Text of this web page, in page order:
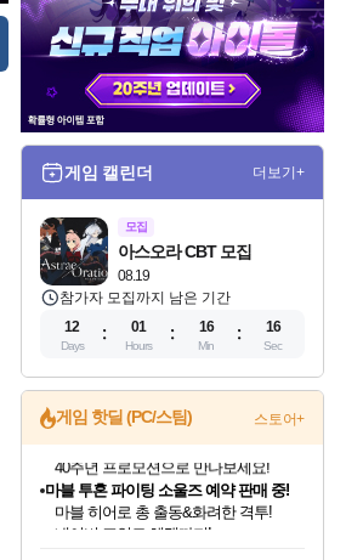
게임 캘린더 더보기+
모집
08.19
아스오라 CBT 모집
참가자 모집까지 남은 기간
12
Days
01
Hours
16
Min
15
Sec
게임 핫딜 (PC/스팀) 스토어+
마블 투혼 파이팅 소울즈 예약 판매 중!
마블 히어로 총 출동&화려한 격투!
네이버 포인트 혜택까지!